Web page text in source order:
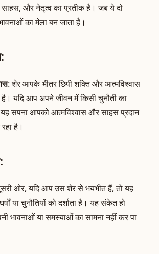
साहस, और नेतृत्व का प्रतीक है। जब ये दो
का मेला बन जाता है।
: शेर आपके भीतर छिपी शक्ति और आत्मविश्वास
है। यदि आप अपने जीवन में किसी चुनौती का
यह सपना आपको आत्मविश्वास और साहस प्रदान
है।
ओर, यदि आप उस शेर से भयभीत हैं, तो यह
या चुनौतियों को दर्शाता है। यह संकेत हो
भावनाओं या समस्याओं का सामना नहीं कर पा